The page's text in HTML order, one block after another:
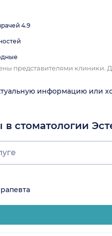
4.9
представителями клиники.
информацию или
стоматологии